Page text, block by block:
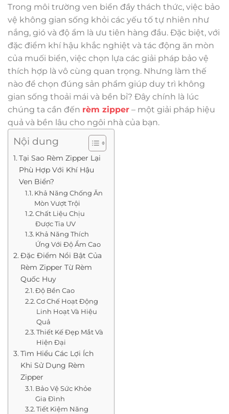
Trong môi trường ven biển đầy thách thức, việc bảo
vệ không gian sống khỏi các yếu tố tự nhiên như
nắng, gió và độ ẩm là ưu tiên hàng đầu. Đặc biệt, với
đặc điểm khí hậu khắc nghiệt và tác động ăn mòn
của muối biển, việc chọn lựa các giải pháp bảo vệ
thích hợp là vô cùng quan trọng. Nhưng làm thế
nào để chọn đúng sản phẩm giúp duy trì không
gian sống thoải mái và bền bỉ? Đây chính là lúc
chúng ta cần đến rèm zipper – một giải pháp hiệu
quả và bền lâu cho ngôi nhà của bạn.
Nội dung
Tại Sao Rèm Zipper Lại
Phù Hợp Với Khí Hậu
Ven Biển?
Khả Năng Chống Ăn
Mòn Vượt Trội
Chất Liệu Chịu
Được Tia UV
Khả Năng Thích
Ứng Với Độ Ẩm Cao
Đặc Điểm Nổi Bật Của
Rèm Zipper Từ Rèm
Quốc Huy
Độ Bền Cao
Cơ Chế Hoạt Động
Linh Hoạt Và Hiệu
Quả
Thiết Kế Đẹp Mắt Và
Hiện Đại
Tìm Hiểu Các Lợi Ích
Khi Sử Dụng Rèm
Zipper
Bảo Vệ Sức Khỏe
Gia Đình
Tiết Kiệm Năng